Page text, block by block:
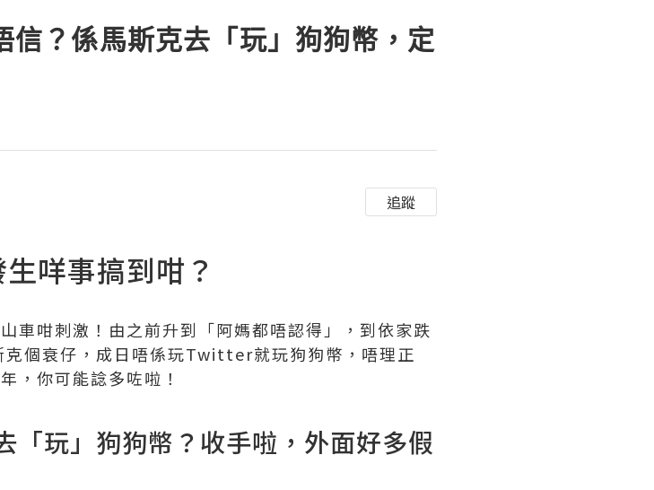
信？係馬斯克去「玩」狗狗幣，定
追蹤
咩事搞到咁？
車咁刺激！由之前升到「阿媽都唔認得」，到依家跌
個衰仔，成日唔係玩Twitter就玩狗狗幣，唔理正
，你可能諗多咗啦！
「玩」狗狗幣？收手啦，外面好多假